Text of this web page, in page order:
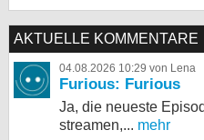
AKTUELLE KOMMENTARE
04.08.2026 10:29 von Lena
Furious: Furious
Ja, die neueste
streamen,... mehr